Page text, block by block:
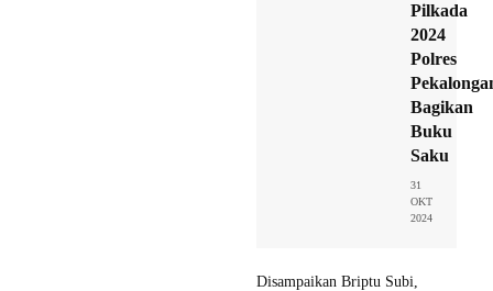
Pilkada
2024
Polres
Bagikan
Buku
Saku
31
OKT
2024
Disampaikan Briptu Subi,